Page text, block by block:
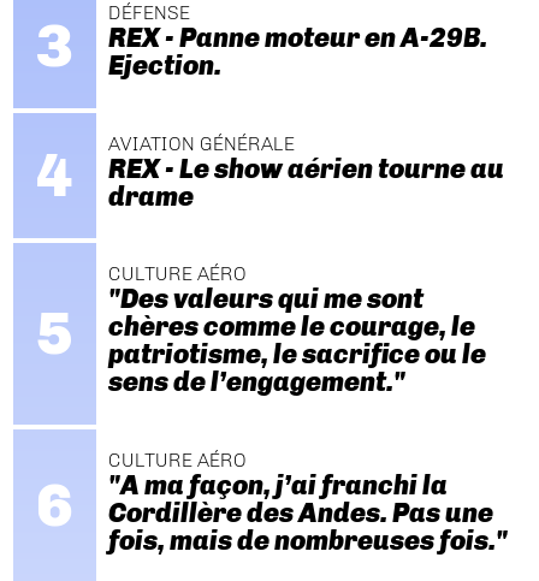
DÉFENSE
REX - Panne moteur en A-29B.
Ejection.
AVIATION GÉNÉRALE
REX - Le show aérien tourne au
drame
CULTURE AÉRO
"Des valeurs qui me sont
chères comme le courage, le
patriotisme, le sacrifice ou le
sens de l’engagement."
CULTURE AÉRO
"A ma façon, j’ai franchi la
Cordillère des Andes. Pas une
fois, mais de nombreuses fois."